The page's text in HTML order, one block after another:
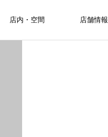
店内・空間 店舗情報